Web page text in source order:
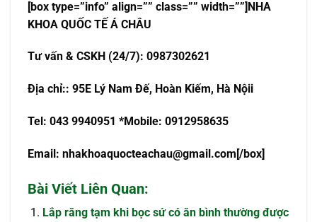
[box type=”info” align=”” class=”” width=””]NHA
KHOA QUỐC TẾ Á CHÂU
Tưvấn & CSKH (24/7): 0987302621
Địa chỉ:: 95E Lý Nam Đế, Hoàn Kiếm, Hà Nộii
Tel: 043 9940951 *Mobile: 0912958635
Email: nhakhoaquocteachau@gmail.com [/box]
Bài Viết Liên Quan:
Lắp răng tạm khi bọc sứ có ăn bình thường được